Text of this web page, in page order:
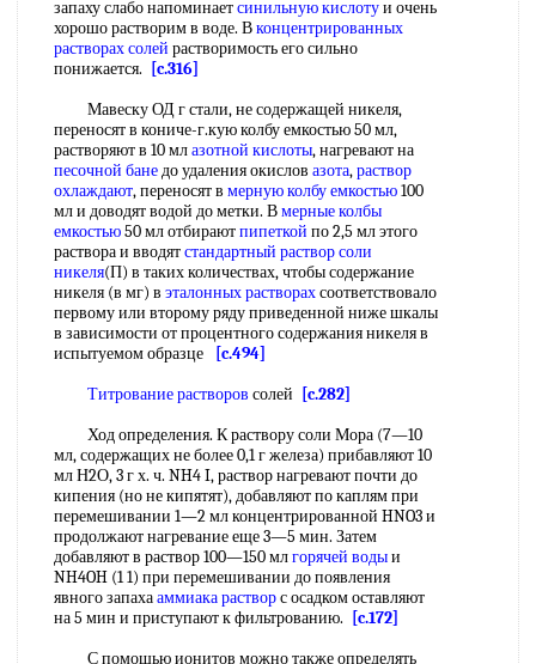
запаху слабо напоминаетсинильную кислотуи очень
хорошо растворим в воде. Вконцентрированных
растворах солей растворимость его сильно
понижается.
[c.316]
Мавеску ОД г стали, не содержащей никеля,
переносят в кониче-г.кую колбу емкостью 50 мл,
растворяют в 10 млазотной кислоты, нагревают на
песочной банедо удаления окислов азота,раствор
охлаждают, переносят в мерную колбу емкостью100
мл и доводят водой до метки. Вмерные колбы
емкостью50 мл отбираютпипеткой по 2,5 мл этого
раствора и вводятстандартный растворсоли
никеля(П) в таких количествах, чтобы содержание
никеля (в мг) в эталонных растворахсоответствовало
первому или второму ряду приведенной ниже шкалы
в зависимости от процентного содержания никеля в
испытуемом образце
[c.494]
Титрование растворов солей
[c.282]
Ход определения. К раствору соли Мора (7—10
мл, содержащих не более 0,1 г железа) прибавляют 10
мл Н2О, 3 г х. ч. NH4 I, раствор нагревают почти до
кипения (но не кипятят), добавляют по каплям при
перемешивании 1—2 мл концентрированной HNO3 и
продолжают нагревание еще 3—5 мин. Затем
добавляют в раствор 100—150 млгорячей водыи
NH4OH (1 1) при перемешивании до появления
явного запахааммиака растворс осадком оставляют
на 5 мин и приступают к фильтрованию.
[c.172]
С помощью ионитов можно также определять